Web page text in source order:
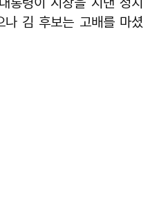
나 김 후보는 고배를 마셨